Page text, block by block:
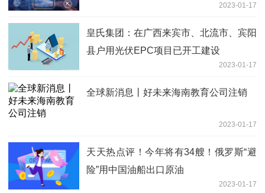
2023-01-17
皇氏集团：在广西来宾市、北流市、宾阳
县户用光伏EPC项目已开工建设
2023-01-17
全球新消息丨好未来海南教育公司注销
2023-01-17
天天热点评！今年将有34艘！俄罗斯“避
险”用中国油船出口原油
2023-01-17